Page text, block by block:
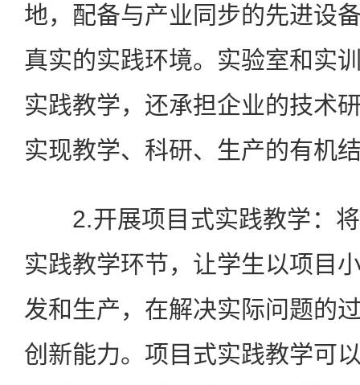
地，配备与产业同步的先进设
真实的实践环境。实验室和实
实践教学，还承担企业的技术
实现教学、科研、生产的有机
2.开展项目式实践教学：将
实践教学环节，让学生以项目
发和生产，在解决实际问题的
创新能力。项目式实践教学可